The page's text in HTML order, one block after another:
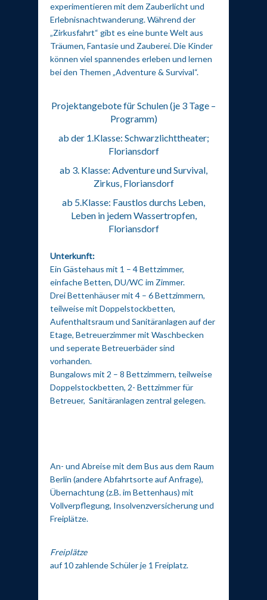
experimentieren mit dem Zauberlicht und
Erlebnisnachtwanderung. Während der
„Zirkusfahrt“ gibt es eine bunte Welt aus
Träumen, Fantasie und Zauberei. Die Kinder
können viel spannendes erleben und lernen
bei den Themen „Adventure & Survival“.
Projektangebote für Schulen (je 3 Tage –
Programm)
ab der 1.Klasse: Schwarzlichttheater;
Floriansdorf
ab 3. Klasse: Adventure und Survival,
Zirkus, Floriansdorf
ab 5.Klasse: Faustlos durchs Leben,
Leben in jedem Wassertropfen,
Floriansdorf
Unterkunft:
Ein Gästehaus mit 1 – 4 Bettzimmer,
einfache Betten, DU/WC im Zimmer.
Drei Bettenhäuser mit 4 – 6 Bettzimmern,
teilweise mit Doppelstockbetten,
Aufenthaltsraum und Sanitäranlagen auf der
Etage, Betreuerzimmer mit Waschbecken
und seperate Betreuerbäder sind
vorhanden.
Bungalows mit 2 – 8 Bettzimmern, teilweise
Doppelstockbetten, 2- Bettzimmer für
Betreuer, Sanitäranlagen zentral gelegen.
An- und Abreise mit dem Bus aus dem Raum
Berlin (andere Abfahrtsorte auf Anfrage),
Übernachtung (z.B. im Bettenhaus) mit
Vollverpflegung, Insolvenzversicherung und
Freiplätze.
Freiplätze
auf 10 zahlende Schüler je 1 Freiplatz.